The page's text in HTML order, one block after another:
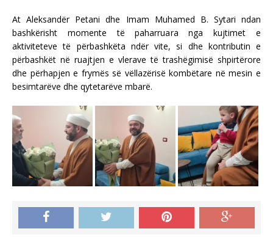
At Aleksandër Petani dhe Imam Muhamed B. Sytari ndan
bashkërisht momente të paharruara nga kujtimet e
aktiviteteve të përbashkëta ndër vite, si dhe kontributin e
përbashkët në ruajtjen e vlerave të trashëgimisë shpirtërore
dhe përhapjen e frymës së vëllazërisë kombëtare në mesin e
besimtarëve dhe qytetarëve mbarë.